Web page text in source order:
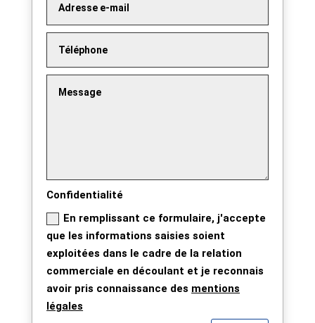
Confidentialité
En remplissant ce formulaire, j'accepte
que les informations saisies soient
exploitées dans le cadre de la relation
commerciale en découlant et je reconnais
avoir pris connaissance des mentions
légales